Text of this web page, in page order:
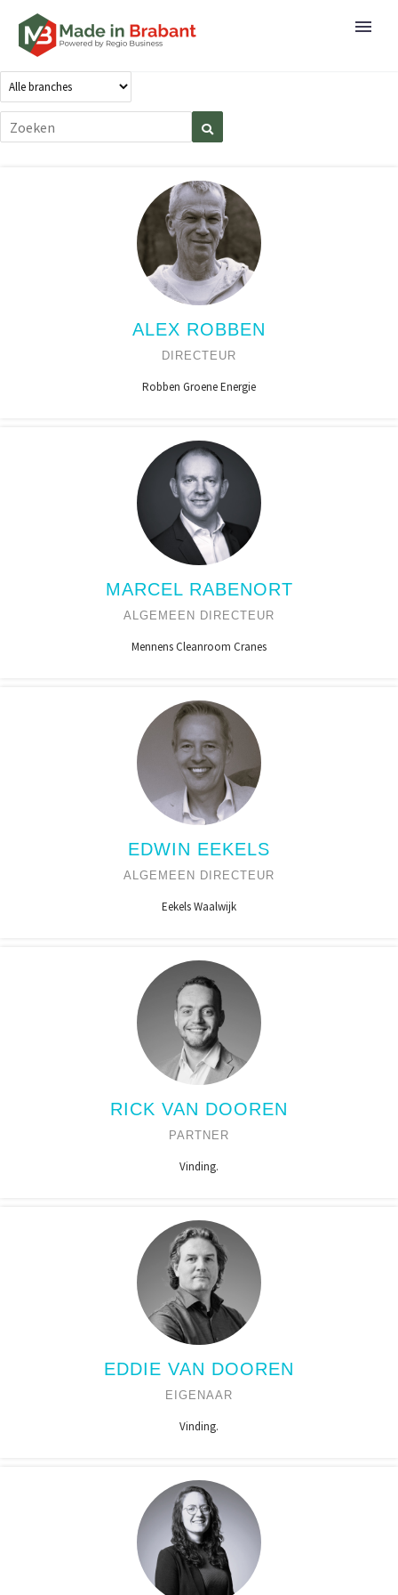
ALEX ROBBEN
DIRECTEUR
Robben Groene Energie
MARCEL RABENORT
ALGEMEEN DIRECTEUR
Mennens Cleanroom Cranes
EDWIN EEKELS
ALGEMEEN DIRECTEUR
Eekels Waalwijk
RICK VAN DOOREN
PARTNER
Vinding.
EDDIE VAN DOOREN
EIGENAAR
Vinding.